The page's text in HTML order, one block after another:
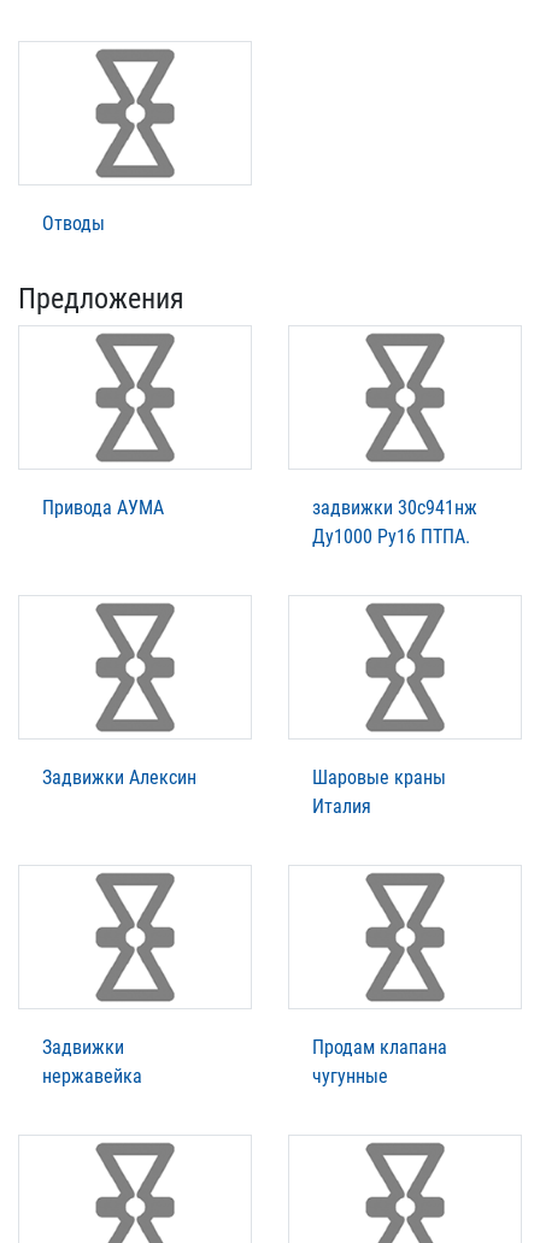
Отводы
Предложения
Привода АУМА
задвижки 30с941нж
Ду1000 Ру16 ПТПА.
Задвижки Алексин
Шаровые краны
Италия
Задвижки
нержавейка
Продам клапана
чугунные